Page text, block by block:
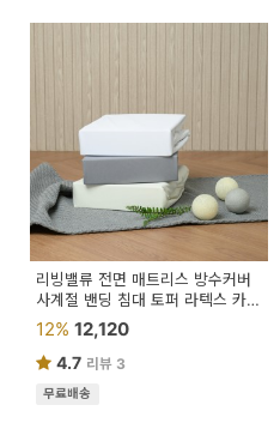
리빙밸류 전면 매트리스 방수커버
사계절 밴딩 침대 토퍼 라텍스 카바
홑커버
12% 12,120
4.7 리뷰 3
무료배송